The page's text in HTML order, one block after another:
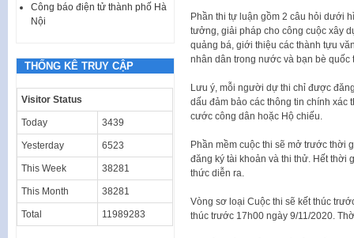
Phần thi tự luận gồm 2 câu hỏi dưới
tưởng, giải pháp cho công cuộc xây
quảng bá, giới thiệu các thành tựu
nhân dân trong nước và bạn bè quốc
Lưu ý, mỗi người dự thi chỉ được
dấu đảm bảo các thông tin chính xác
cước công dân hoặc Hộ chiếu.
Phần mềm cuộc thi sẽ mở trước thời
đăng ký tài khoản và thi thử. Hết thời
thức diễn ra.
Vòng sơ loại Cuộc thi sẽ kết thúc
thúc trước 17h00 ngày 9/11/2020.
Công báo điện tử thành phố Hà
Nội
THỐNG KÊ TRUY CẬP
Visitor Status
Today 3439
Yesterday 6523
This Week 38281
This Month 38281
Total 11989283